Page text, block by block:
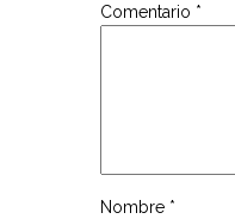
Comentario *
Nombre *